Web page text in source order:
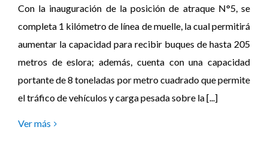
Con la inauguración de la posición de atraque N°5, se
completa 1 kilómetro de línea de muelle, la cual permitirá
aumentar la capacidad para recibir buques de hasta 205
metros de eslora; además, cuenta con una capacidad
portante de 8 toneladas por metro cuadrado que permite
el tráfico de vehículos y carga pesada sobre la [...]
Ver más